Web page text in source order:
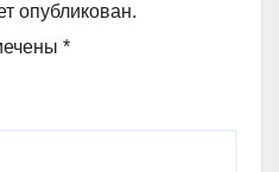
опубликован.
*